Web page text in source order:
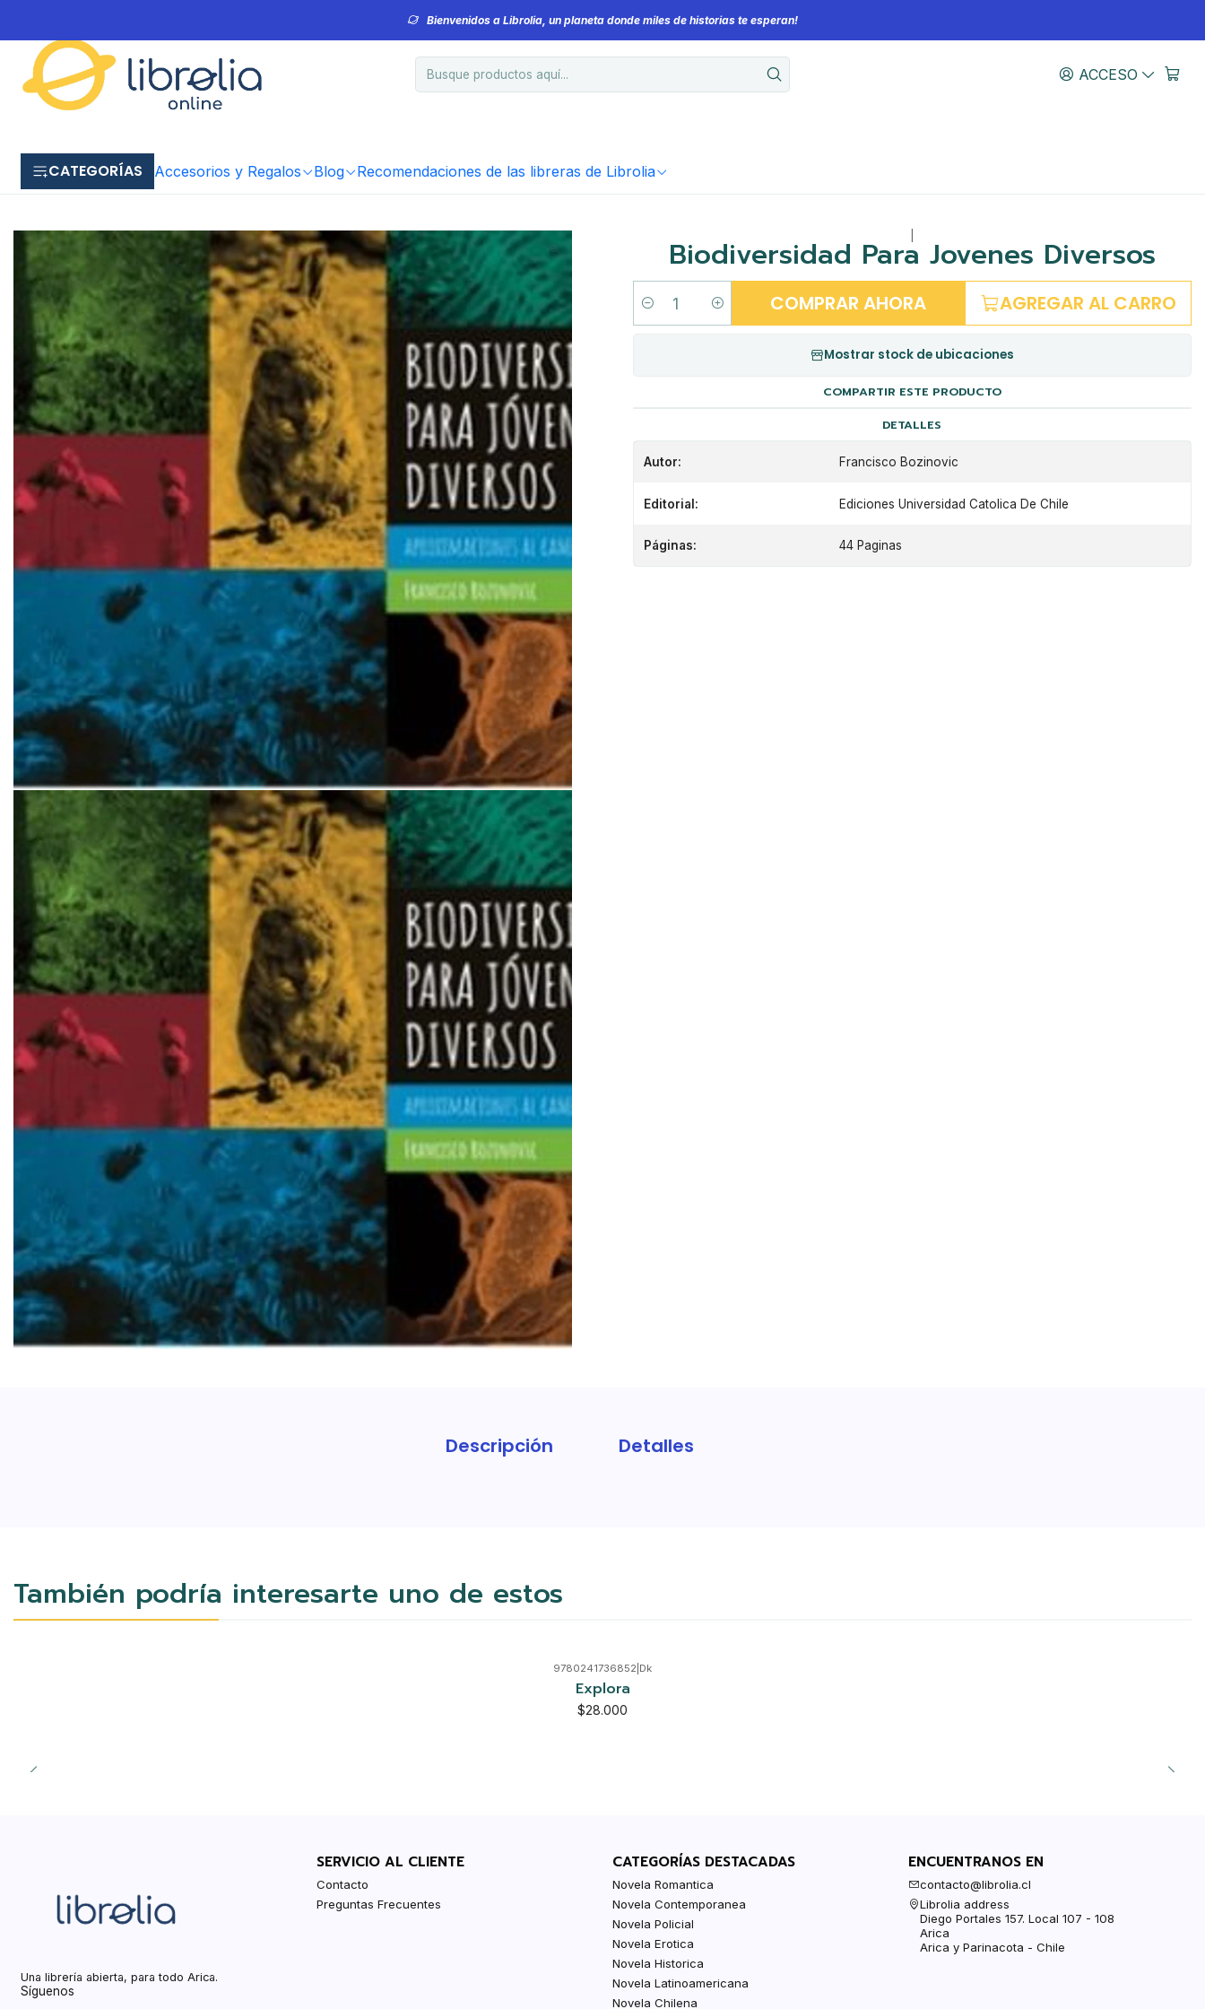
ACCESO
CATEGORÍAS Accesorios y Regalos Blog Recomendaciones de las libreras de Librolia
Bienvenidos a Librolia, un planeta donde miles de historias te esperan!
Biodiversidad Para Jovenes Diversos
Cantidad AGREGAR AL CARRO
COMPRAR AHORA
Mostrar stock de ubicaciones
COMPARTIR ESTE PRODUCTO
DETALLES
Autor: Francisco Bozinovic
Editorial: Ediciones Universidad Catolica De Chile
Páginas: 44 Paginas
Descripción Detalles
También podría interesarte uno de estos
9780241736852 Dk
Explora
$28.000
Una librería abierta, para todo Arica.
Síguenos
SERVICIO AL CLIENTE
Contacto
Preguntas Frecuentes
CATEGORÍAS DESTACADAS
Novela Romantica
Novela Contemporanea
Novela Policial
Novela Erotica
Novela Historica
Novela Latinoamericana
Novela Chilena
ENCUENTRANOS EN
contacto@librolia.cl
Librolia address
Diego Portales 157. Local 107 - 108
Arica
Arica y Parinacota - Chile